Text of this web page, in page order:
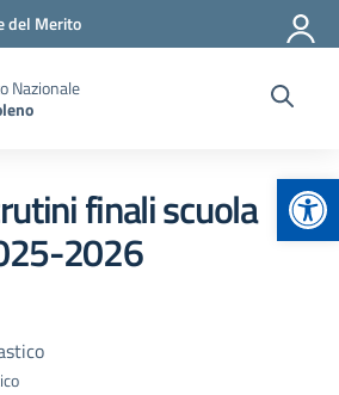
del Merito
Nazionale
finali scuola
2026